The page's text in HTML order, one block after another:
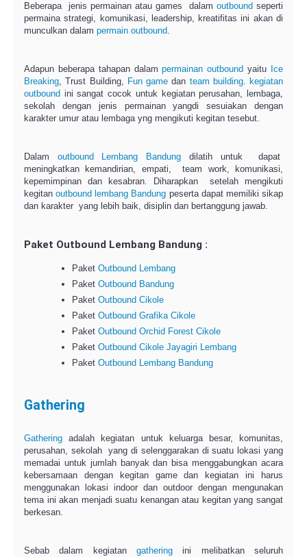
Beberapa jenis permainan atau games dalam outbound seperti
permaina strategi, komunikasi, leadership, kreatifitas ini akan di
munculkan dalam permain outbound.
Adapun beberapa tahapan dalampermainan outbound yaitu
Ice
Breaking, Trust Building, Fun game dan team building. kegiatan
outbound ini sangat cocok untuk kegiatan perusahan, lembaga,
sekolah dengan jenis permainan yangdi sesuiakan dengan
karakter umur atau lembaga yng mengikuti kegitan tesebut.
Dalam outbound Lembang Bandung dilatih untuk dapat
meningkatkan kemandirian, empati, team work, komunikasi,
kepemimpinan dan kesabran. Diharapkan setelah mengikuti
kegitanoutbound lembang Bandung peserta dapat memiliki sikap
dan karakter yang lebih baik, disiplin dan bertanggung jawab.
Paket Outbound Lembang Bandung :
Paket Outbound Lembang
Paket Outbound Bandung
Paket Outbound Cikole
Paket Outbound Grafika Cikole
Paket Outbound Orchid Forest Cikole
Paket Outbound Cikole Jayagiri Lembang
Paket Outbound Lembang Bandung
Gathering
Gathering adalah kegiatan untuk keluarga besar, komunitas,
perusahan, sekolah yang di selenggarakan di suatu lokasi yang
memadai untuk jumlah banyak dan bisa menggabungkan acara
kebersamaan dengan kegitan game dan kegiatan ini harus
menggunakan lokasi indoor dan outdoor dengan mengunakan
tema ini akan menjadi suatu kenangan atau kegitan yang sangat
berkesan.
Sebab dalam kegiatan gathering ini melibatkan seluruh